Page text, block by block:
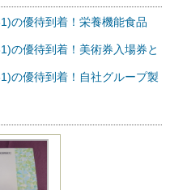
の優待到着！栄養機能食品
の優待到着！美術券入場券と
の優待到着！自社グループ製